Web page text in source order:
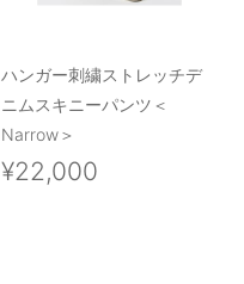
ハンガー刺繍ストレッチデ
ニムスキニーパンツ＜
Narrow＞
¥22,000